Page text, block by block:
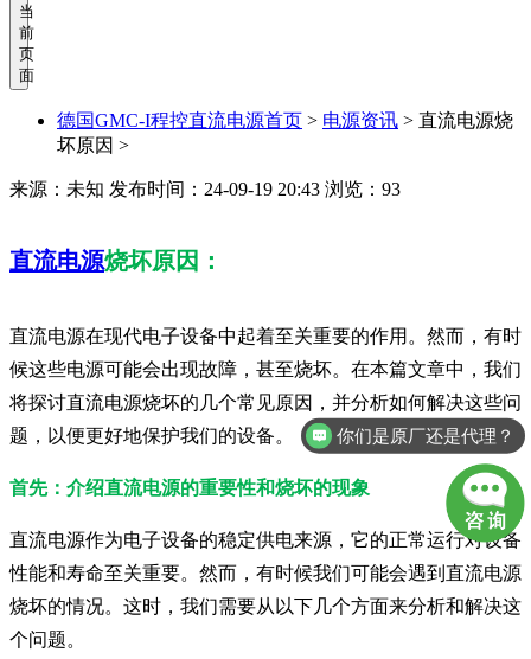
当
前
页
面
德国GMC-I程控直流电源首页 > 电源资讯 > 直流电源烧
坏原因 >
来源：未知 发布时间：24-09-19 20:43 浏览：93
直流电源烧坏原因：
直流电源在现代电子设备中起着至关重要的作用。然而，有时
候这些电源可能会出现故障，甚至烧坏。在本篇文章中，我们
将探讨直流电源烧坏的几个常见原因，并分析如何解决这些问
题，以便更好地保护我们的设备。
首先：介绍直流电源的重要性和烧坏的现象
直流电源作为电子设备的稳定供电来源，它的正常运行对设备
性能和寿命至关重要。然而，有时候我们可能会遇到直流电源
烧坏的情况。这时，我们需要从以下几个方面来分析和解决这
个问题。
你们是原厂还是代理？